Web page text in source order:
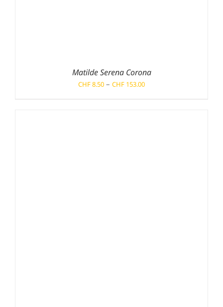
Matilde Serena Corona
CHF8.50 – CHF 153.00Preisspanne: